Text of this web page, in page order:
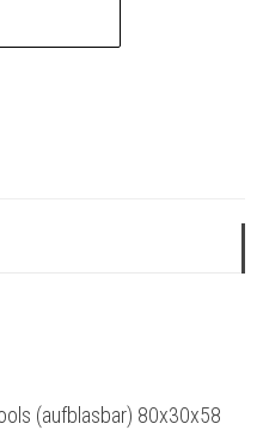
(aufblasbar) 80x30x58